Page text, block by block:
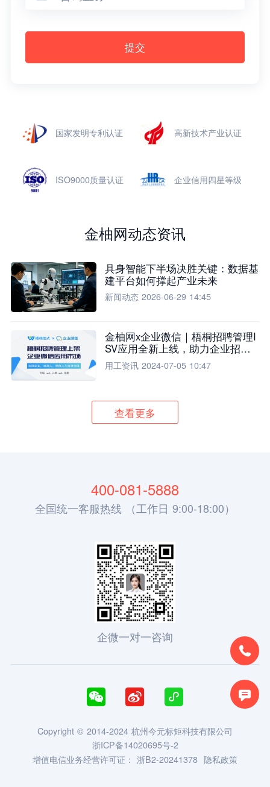
提交
国家发明专利认证 高新技术产业认证
ISO9000质量认证 企业信用四星等级
金柚网动态资讯
具身智能下半场决胜关键：数据基
建平台如何撑起产业未来
新闻动态 2026-06-29 14:45
金柚网x企业微信｜梧桐招聘管理I
SV应用全新上线，助力企业招聘
流程全面升级
用工资讯 2024-07-05 10:47
查看更多


400-081-5888
全国统一客服热线 （工作日 9:00-18:00）
企微一对一咨询
  
Copyright © 2014-2024 杭州今元标矩科技有限公司
浙ICP备14020695号-2
增值电信业务经营许可证： 浙B2-20241378 隐私政策